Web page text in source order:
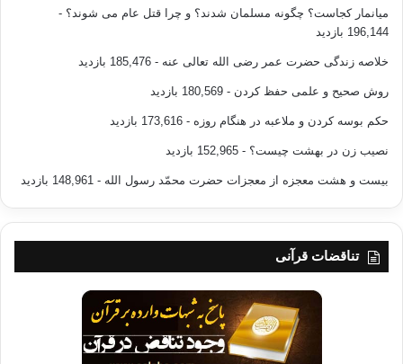
میانمار کجاست؟ چگونه مسلمان شدند؟ و چرا قتل عام می شوند؟ -
196,144 بازدید
خلاصه زندگی حضرت عمر رضی الله تعالی عنه - 185,476 بازدید
روش صحیح و علمی حفظ کردن - 180,569 بازدید
حکم بوسه کردن و ملاعبه در هنگام روزه - 173,616 بازدید
نصیب زن در بهشت چیست؟ - 152,965 بازدید
بیست و هشت معجزه از معجزات حضرت محمّد رسول الله - 148,961 بازدید
تناقضات قرآنی